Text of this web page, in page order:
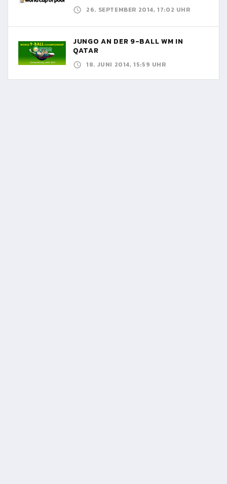
26. SEPTEMBER 2014, 17:02 UHR
JUNGO AN DER 9-BALL WM IN
QATAR
18. JUNI 2014, 15:59 UHR